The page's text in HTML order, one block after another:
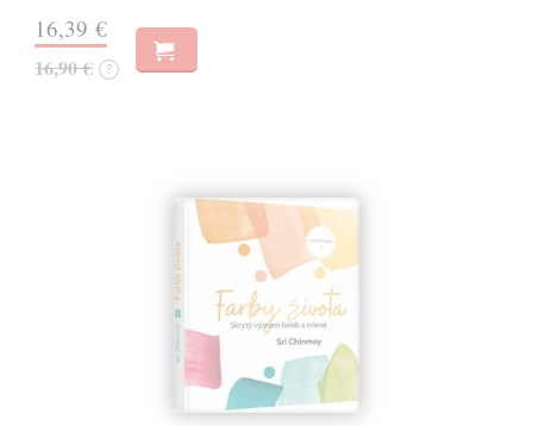
16,39 €
16,90 € ?